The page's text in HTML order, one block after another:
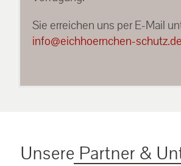
Sie erreichen uns per E-Mail
info@eichhoernchen-schutz.de
Unsere Partner &